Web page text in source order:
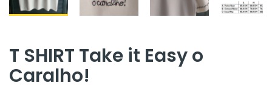
T SHIRT Take it Easy o
Caralho!